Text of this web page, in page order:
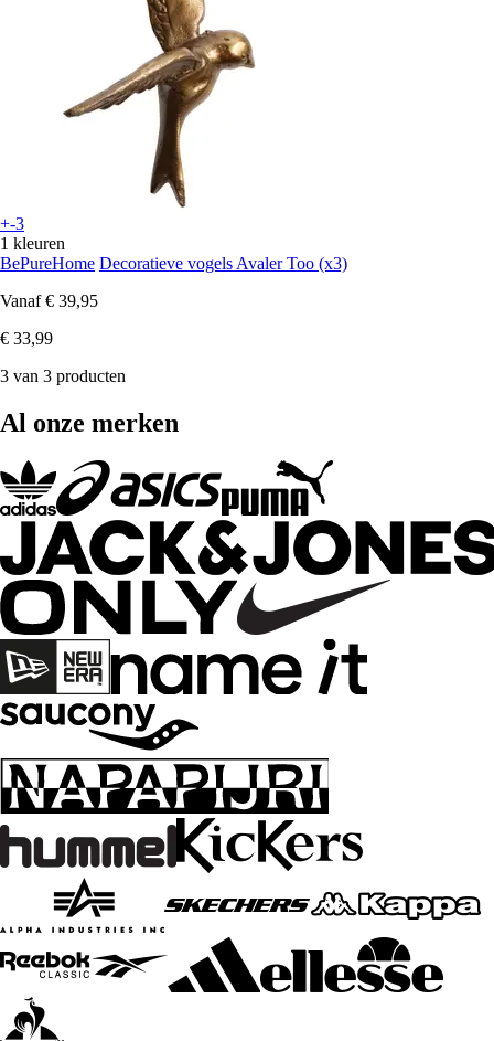
+-3
1 kleuren
BePureHome Decoratieve vogels Avaler Too (x3)
Vanaf € 39,95
€ 33,99
3 van 3 producten
Al onze merken